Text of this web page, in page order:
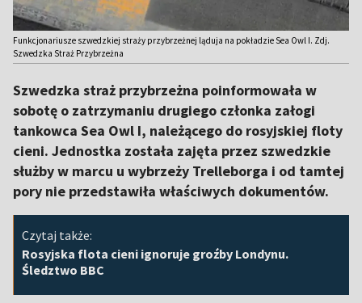
Funkcjonariusze szwedzkiej straży przybrzeżnej ląduja na pokładzie Sea Owl I. Zdj.
Szwedzka Straż Przybrzeżna
Szwedzka straż przybrzeżna poinformowała w
sobotę o zatrzymaniu drugiego członka załogi
tankowca Sea Owl I, należącego do rosyjskiej floty
cieni. Jednostka została zajęta przez szwedzkie
służby w marcu u wybrzeży Trelleborga i od tamtej
pory nie przedstawiła właściwych dokumentów.
Czytaj także:
Rosyjska flota cieni ignoruje groźby Londynu.
Śledztwo BBC